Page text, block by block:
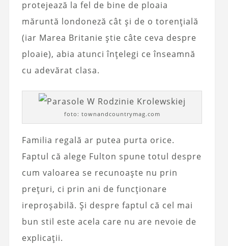
protejează la fel de bine de ploaia
măruntă londoneză cât și de o torențială
(iar Marea Britanie știe câte ceva despre
ploaie), abia atunci înțelegi ce înseamnă
cu adevărat clasa.
foto: townandcountrymag.com
Familia regală ar putea purta orice.
Faptul că alege Fulton spune totul despre
cum valoarea se recunoaște nu prin
prețuri, ci prin ani de funcționare
ireproșabilă. Și despre faptul că cel mai
bun stil este acela care nu are nevoie de
explicații.